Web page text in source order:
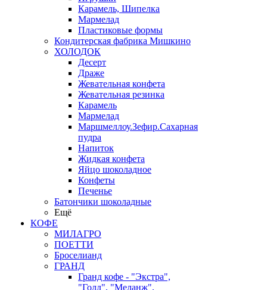
Карамель, Шипелка
Мармелад
Пластиковые формы
Кондитерская фабрика Мишкино
ХОЛОДОК
Десерт
Драже
Жевательная конфета
Жевательная резинка
Карамель
Мармелад
Маршмеллоу.Зефир.Сахарная
пудра
Напиток
Жидкая конфета
Яйцо шоколадное
Конфеты
Печенье
Батончики шоколадные
Ещё
КОФЕ
МИЛАГРО
ПОЕТТИ
Броселианд
ГРАНД
Гранд кофе - "Экстра",
"Голд", "Меланж",